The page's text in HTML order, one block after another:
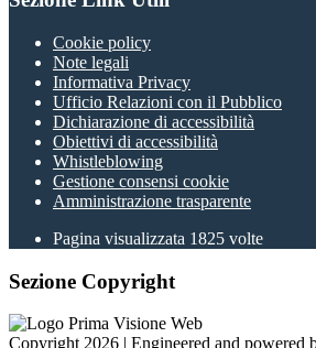
Cookie policy
Note legali
Informativa Privacy
Ufficio Relazioni con il Pubblico
Dichiarazione di accessibilità
Obiettivi di accessibilità
Whistleblowing
Gestione consensi cookie
Amministrazione trasparente
Pagina visualizzata 1825 volte
Sezione Copyright
Copyright 2026 | Engineered and powered